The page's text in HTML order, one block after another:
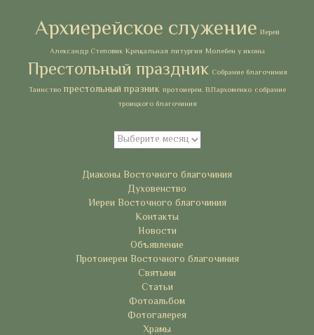
Архиерейское служение Иерей
Александр Степовик Крещальная литургия Молебен у иконы
Престольный праздник Собрание благочиния
Таинство престольный празник протоиереи. В.Пархоменко собрание
троицкого благочиния
Архивы
Диаконы Восточного благочиния
Духовенство
Иереи Восточного благочиния
Контакты
Новости
Объявление
Протоиереи Восточного благочиния
Святыни
Статьи
Фотоальбом
Фотогалерея
Храмы